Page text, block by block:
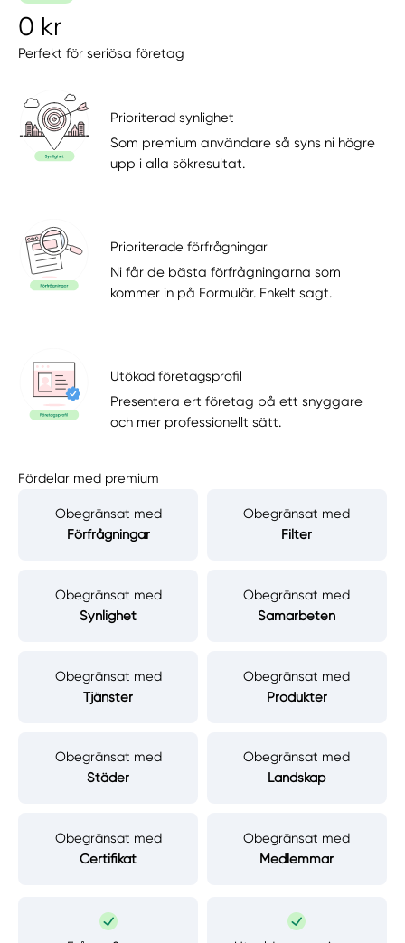
0 kr
Perfekt för seriösa företag
Prioriterad synlighet
Som premium användare så syns ni högre
upp i alla sökresultat.
Prioriterade förfrågningar
Ni får de bästa förfrågningarna som
kommer in på Formulär. Enkelt sagt.
Utökad företagsprofil
Presentera ert företag på ett snyggare
och mer professionellt sätt.
Fördelar med premium
Obegränsat med
Förfrågningar
Obegränsat med
Filter
Obegränsat med
Synlighet
Obegränsat med
Samarbeten
Obegränsat med
Tjänster
Obegränsat med
Produkter
Obegränsat med
Städer
Obegränsat med
Landskap
Obegränsat med
Certifikat
Obegränsat med
Medlemmar